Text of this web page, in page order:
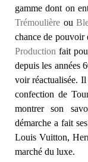
gamme dont on
Trémoulière ou
chance de pouvoir
Production fait
depuis les années
voir réactualisée. Il
confection de
montrer son
démarche a fait
Louis Vuitton,
marché du luxe.